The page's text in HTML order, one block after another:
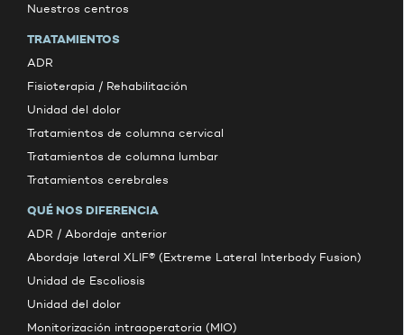
Nuestros centros
TRATAMIENTOS
ADR
Fisioterapia / Rehabilitación
Unidad del dolor
Tratamientos de columna cervical
Tratamientos de columna lumbar
Tratamientos cerebrales
QUÉ NOS DIFERENCIA
ADR / Abordaje anterior
Abordaje lateral XLIF® (Extreme Lateral Interbody Fusion)
Unidad de Escoliosis
Unidad del dolor
Monitorización intraoperatoria (MIO)